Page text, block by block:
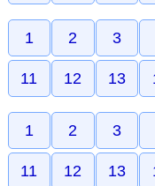
1 2 3
11 12 13
1 2 3
11 12 13